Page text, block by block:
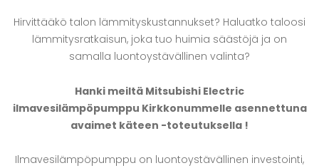
Hirvittääkö talon lämmityskustannukset? Haluatko taloosi
lämmitysratkaisun, joka tuo huimia säästöjä ja on
samalla luontoystävällinen valinta?
Hanki meiltä Mitsubishi Electric
ilmavesilämpöpumppu Kirkkonummelle asennettuna
avaimet käteen -toteutuksella !
Ilmavesilämpöpumppu on luontoystävällinen investointi,